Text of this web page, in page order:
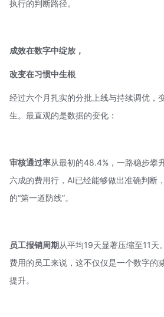
执行的判断路径。
成效在数字中绽放，
改变在习惯中生根
经过六个月扎实的分批上线与持续调优，
生。最直观的是数据的变化：
审核通过率从最初的48.4%，一路稳步攀
六成的费用行，AI已经能够做出准确判断
的“第一道防线”。
员工报销周期从平均19天显著压缩至11天
费用的员工来说，这不仅仅是一个数字的
提升。